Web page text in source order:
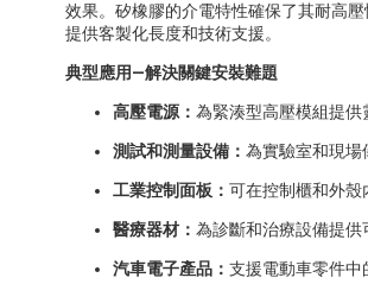
效果。矽橡膠的介電特性確保了其耐高
提供客製化長度和技術支援。
典型應用—解決關鍵安裝難題
高壓電源： 為緊湊型高壓模組提供
測試和測量設備： 為實驗室和現場
工業控制面板： 可在控制櫃和外殼
醫療器材： 為診斷和治療設備提供
汽車電子產品： 支援電動車零件中